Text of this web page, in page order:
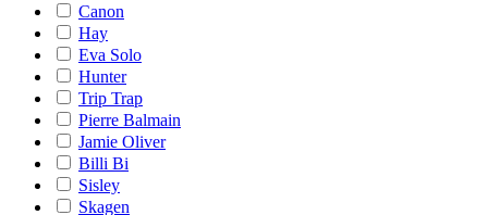
Canon
Hay
Eva Solo
Hunter
Trip Trap
Pierre Balmain
Jamie Oliver
Billi Bi
Sisley
Skagen